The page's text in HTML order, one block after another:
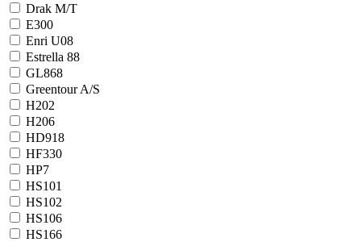
Drak M/T
E300
Enri U08
Estrella 88
GL868
Greentour A/S
H202
H206
HD918
HF330
HP7
HS101
HS102
HS106
HS166